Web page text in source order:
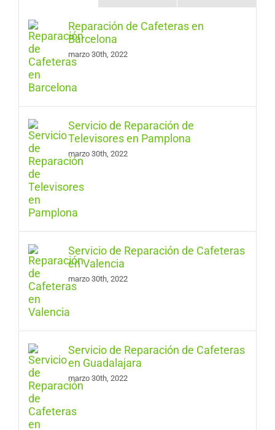
Reparación de Cafeteras en
Barcelona
marzo 30th, 2022
Servicio de Reparación de
Televisores en Pamplona
marzo 30th, 2022
Servicio de Reparación de Cafeteras
en Valencia
marzo 30th, 2022
Servicio de Reparación de Cafeteras
en Guadalajara
marzo 30th, 2022